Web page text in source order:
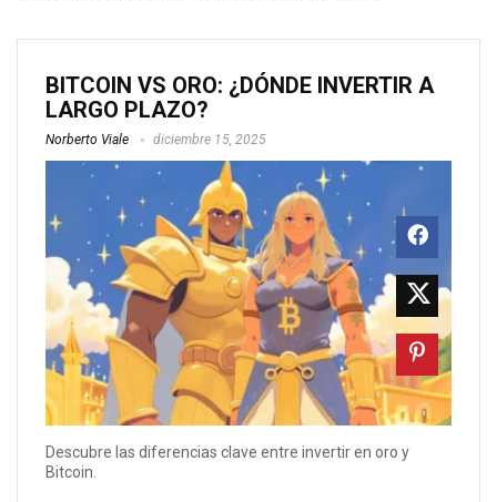
BITCOIN VS ORO: ¿DÓNDE INVERTIR A
LARGO PLAZO?
Norberto Viale diciembre 15, 2025
Descubre las diferencias clave entre invertir en oro y
Bitcoin.